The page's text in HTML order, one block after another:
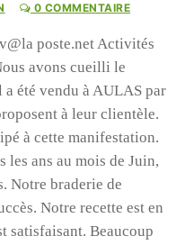
0 COMMENTAIRE
poste.net Activités
avons cueilli le
été vendu à AULAS par
à leur clientèle.
à cette manifestation.
les ans au mois de Juin,
Notre braderie de
Notre recette est en
satisfaisant. Beaucoup